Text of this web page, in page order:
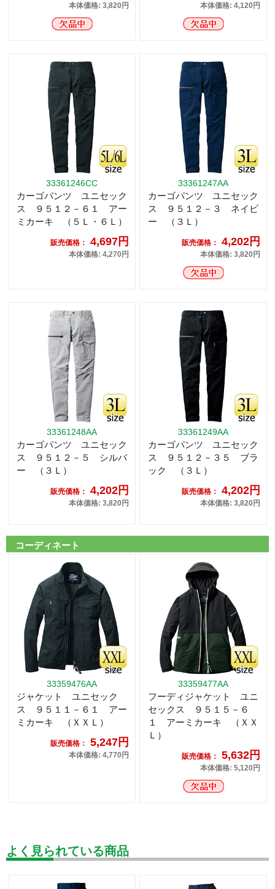
本体価格: 3,820円 本体価格: 4,120円
33361246CC
カーゴパンツ ユニセック
ス ９５１２－６１ アー
ミカーキ （５Ｌ・６Ｌ）
販売価格： 4,697円
本体価格: 4,270円
33361247AA
カーゴパンツ ユニセック
ス ９５１２－３ ネイビ
ー （３Ｌ）
販売価格： 4,202円
本体価格: 3,820円
33361248AA
カーゴパンツ ユニセック
ス ９５１２－５ シルバ
ー （３Ｌ）
販売価格： 4,202円
本体価格: 3,820円
33361249AA
カーゴパンツ ユニセック
ス ９５１２－３５ ブラ
ック （３Ｌ）
販売価格： 4,202円
本体価格: 3,820円
コーディネート
33359476AA
ジャケット ユニセック
ス ９５１１－６１ アー
ミカーキ （ＸＸＬ）
販売価格： 5,247円
本体価格: 4,770円
33359477AA
フーディジャケット ユニ
セックス ９５１５－６
１ アーミカーキ （ＸＸ
Ｌ）
販売価格： 5,632円
本体価格: 5,120円
よく見られている商品